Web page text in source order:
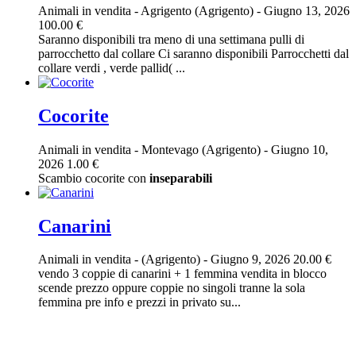
Animali in vendita - Agrigento (Agrigento) - Giugno 13, 2026
100.00 €
Saranno disponibili tra meno di una settimana pulli di
parrocchetto dal collare Ci saranno disponibili Parrocchetti dal
collare verdi , verde pallid( ...
Cocorite
Animali in vendita - Montevago (Agrigento) - Giugno 10,
2026 1.00 €
Scambio cocorite con inseparabili
Canarini
Animali in vendita - (Agrigento) - Giugno 9, 2026 20.00 €
vendo 3 coppie di canarini + 1 femmina vendita in blocco
scende prezzo oppure coppie no singoli tranne la sola
femmina pre info e prezzi in privato su...